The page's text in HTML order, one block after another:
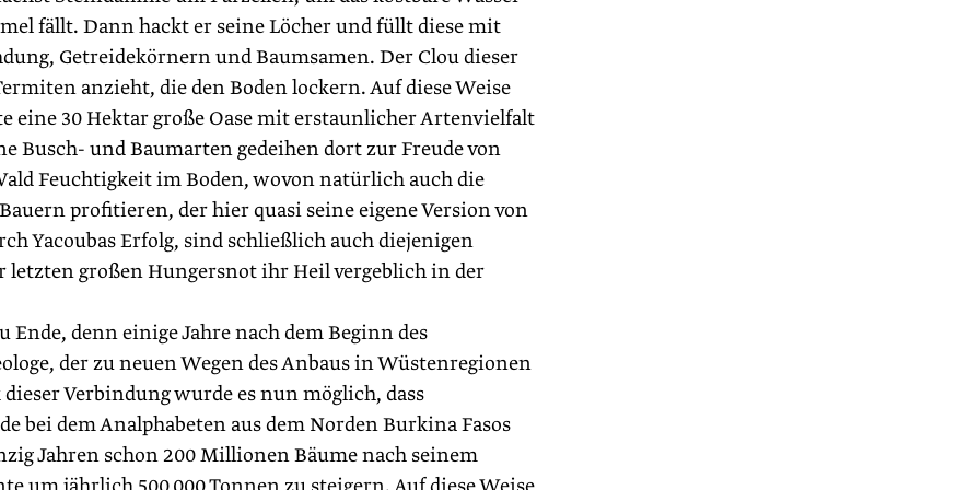
fällt. Dann hackt er seine Löcher und füllt diese mit
Getreidekörnern und Baumsamen. Der Clou dieser
anzieht, die den Boden lockern. Auf diese Weise
eine 30 Hektar große Oase mit erstaunlicher Artenvielfalt
Busch- und Baumarten gedeihen dort zur Freude von
Feuchtigkeit im Boden, wovon natürlich auch die
profitieren, der hier quasi seine eigene Version von
Yacoubas Erfolg, sind schließlich auch diejenigen
großen Hungersnot ihr Heil vergeblich in der
denn einige Jahre nach dem Beginn des
der zu neuen Wegen des Anbaus in Wüstenregionen
Verbindung wurde es nun möglich, dass
bei dem Analphabeten aus dem Norden Burkina Fasos
Jahren schon 200 Millionen Bäume nach seinem